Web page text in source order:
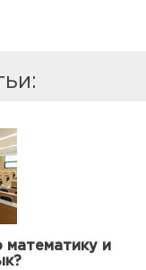
математику и